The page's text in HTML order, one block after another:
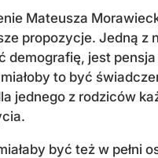
Mateusza
propozycje. Jedną z
demografię, jest
to być
jednego z rodziców
być też w pełni